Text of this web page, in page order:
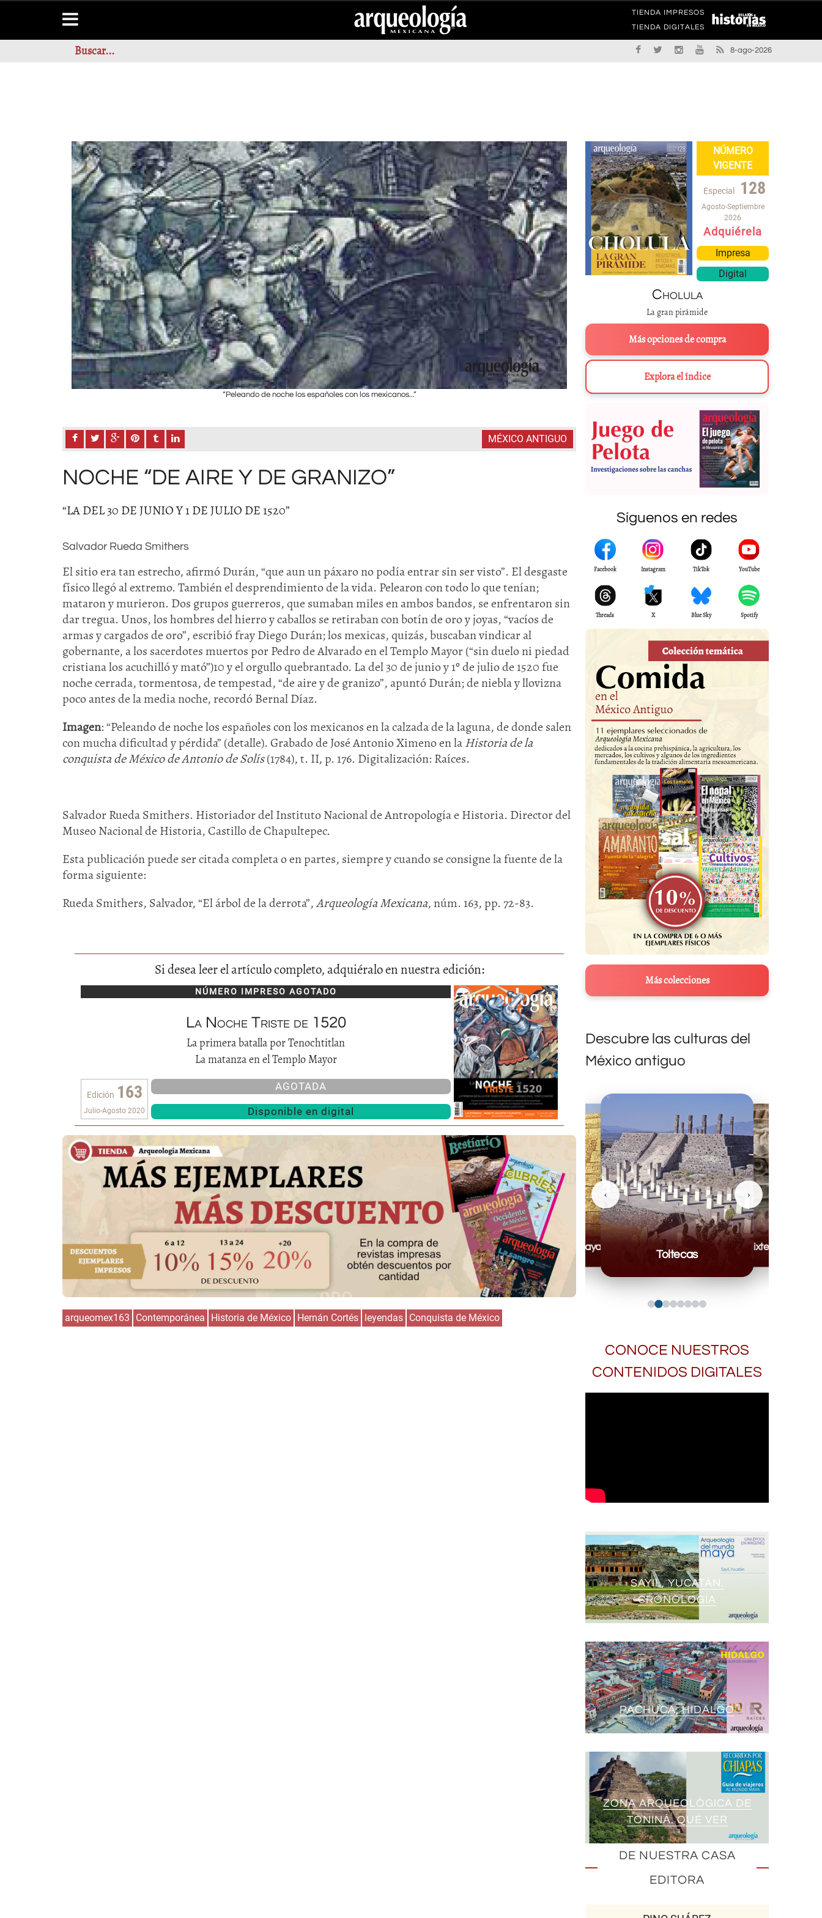
TIENDA IMPRESOS
TIENDA DIGITALES
8-ago-2026
“Peleando de noche los españoles con los mexicanos...” “Peleando de noche los
MÉXICO ANTIGUO
NOCHE “DE AIRE Y DE GRANIZO”
“LA DEL 30 DE JUNIO Y 1 DE JULIO DE 1520”
Salvador Rueda Smithers
El sitio era tan estrecho, afirmó Durán, “que aun un páxaro no podía entrar sin ser visto”. El desgaste
físico llegó al extremo. También el desprendimiento de la vida. Pelearon con todo lo que tenían;
mataron y murieron. Dos grupos guerreros, que sumaban miles en ambos bandos, se enfrentaron sin
dar tregua. Unos, los hombres del hierro y caballos se retiraban con botín de oro y joyas, “vacíos de
armas y cargados de oro”, escribió fray Diego Durán; los mexicas, quizás, buscaban vindicar al
gobernante, a los sacerdotes muertos por Pedro de Alvarado en el Templo Mayor (“sin duelo ni piedad
cristiana los acuchilló y mató”)10 y el orgullo quebrantado. La del 30 de junio y 1º de julio de 1520 fue
noche cerrada, tormentosa, de tempestad, “de aire y de granizo”, apuntó Durán; de niebla y llovizna
poco antes de la media noche, recordó Bernal Díaz.
Imagen: “Peleando de noche los españoles con los mexicanos en la calzada de la laguna, de donde salen
con mucha dificultad y pérdida” (detalle). Grabado de José Antonio Ximeno en laHistoria de la
conquista de México de Antonio de Solís(1784), t. II, p. 176. Digitalización: Raíces.
Salvador Rueda Smithers. Historiador del Instituto Nacional de Antropología e Historia. Director del
Museo Nacional de Historia, Castillo de Chapultepec.
Esta publicación puede ser citada completa o en partes, siempre y cuando se consigne la fuente de la
forma siguiente:
Rueda Smithers, Salvador, “El árbol de la derrota”,Arqueología Mexicana, núm. 163, pp. 72-83.
Si desea leer el artículo completo, adquiéralo en nuestra edición:
NÚMERO IMPRESO AGOTADO
La Noche Triste de 1520
La primera batalla por Tenochtitlan
La matanza en el Templo Mayor
Edición 163
Julio-Agosto 2020
AGOTADA
Disponible en digital
arqueomex163 Contemporánea Historia de México Hernán Cortés leyendas Conquista de México
NÚMERO
VIGENTE
Especial 128
Agosto-Septiembre
2026
Adquiérela
Impresa
Digital
Cholula
La gran pirámide
Más opciones de compra
Explora el índice
Síguenos en redes
Facebook Instagram TikTok YouTube
Threads X Blue Sky Spotify
Más colecciones
Descubre las culturas del
México antiguo
Mayas
Toltecas
Mixteca
Olmecas
‹ ›
CONOCE NUESTROS
CONTENIDOS DIGITALES
SAYIL, YUCATÁN.
CRONOLOGÍA
PACHUCA, HIDALGO
ZONA ARQUEOLÓGICA DE
TONINÁ. QUÉ VER
DE NUESTRA CASA
EDITORA